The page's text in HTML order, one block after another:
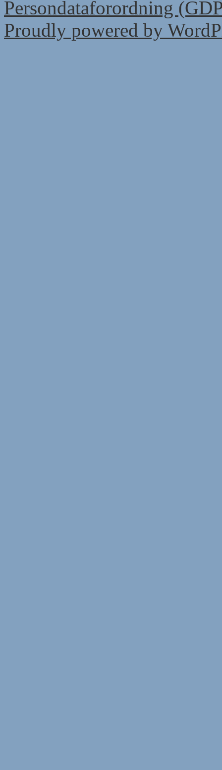
Persondataforordning
Proudly powered by